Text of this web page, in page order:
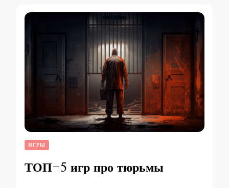
ИГРЫ
ТОП-5 игр про тюрьмы